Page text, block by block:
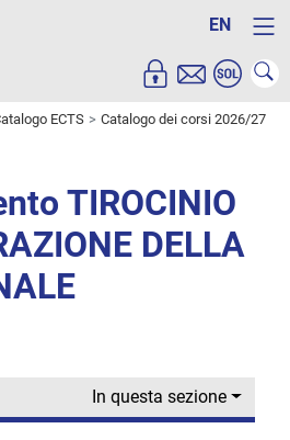
EN
ECTS Catalogo dei corsi 2026/27
TIROCINIO
DELLA
In questa sezione